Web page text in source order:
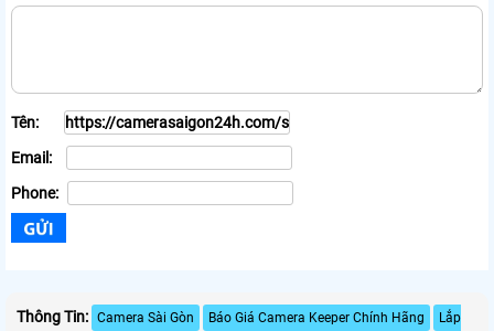
Tên:
Email:
Phone:
Thông Tin: Camera Sài Gòn Báo Giá Camera Keeper Chính Hãng Lắp